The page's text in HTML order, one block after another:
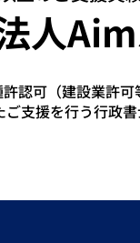
人
認可（建設業許可
支援を行う行政書